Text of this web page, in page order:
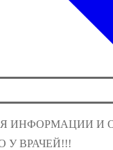
ИНФОРМАЦИИ И
У ВРАЧЕЙ!!!